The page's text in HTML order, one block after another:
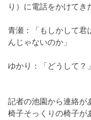
り）に電話をかけてき
青瀬：「もしかして君
んじゃないのか」
ゆかり：「どうして？」
記者の池園から連絡が
椅子そっくりの椅子が